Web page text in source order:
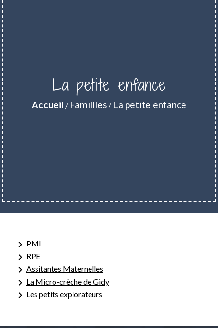
La petite enfance
Accueil / Famillles / La petite enfance
keyboard_arrow_right PMI
keyboard_arrow_right RPE
keyboard_arrow_right Assitantes Maternelles
keyboard_arrow_right La Micro-crèche de Gidy
keyboard_arrow_right Les petits explorateurs